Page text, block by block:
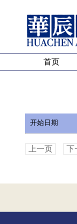
首页
开始日期
上一页 下